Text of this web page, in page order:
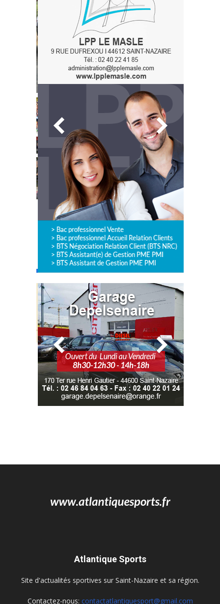
Atlantique Sports
Site d'actualités sportives sur Saint-Nazaire et sa région.
Contactez-nous: contactatlantiquesport@gmail.com